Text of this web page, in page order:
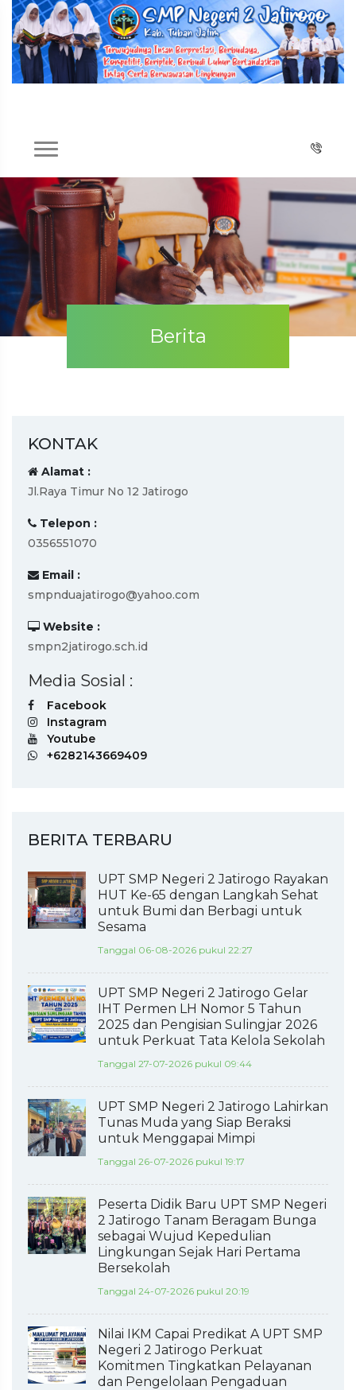
Berita
KONTAK
Alamat :
Jl.Raya Timur No 12 Jatirogo
Telepon :
0356551070
Email :
smpnduajatirogo@yahoo.com
Website :
smpn2jatirogo.sch.id
Media Sosial :
Facebook
Instagram
Youtube
+6282143669409
BERITA TERBARU
UPT SMP Negeri 2 Jatirogo Rayakan
HUT Ke-65 dengan Langkah Sehat
untuk Bumi dan Berbagi untuk
Sesama
Tanggal 06-08-2026 pukul 22:27
UPT SMP Negeri 2 Jatirogo Gelar
IHT Permen LH Nomor 5 Tahun
2025 dan Pengisian Sulingjar 2026
untuk Perkuat Tata Kelola Sekolah
Tanggal 27-07-2026 pukul 09:44
UPT SMP Negeri 2 Jatirogo Lahirkan
Tunas Muda yang Siap Beraksi
untuk Menggapai Mimpi
Tanggal 26-07-2026 pukul 19:17
Peserta Didik Baru UPT SMP Negeri
2 Jatirogo Tanam Beragam Bunga
sebagai Wujud Kepedulian
Lingkungan Sejak Hari Pertama
Bersekolah
Tanggal 24-07-2026 pukul 20:19
Nilai IKM Capai Predikat A UPT SMP
Negeri 2 Jatirogo Perkuat
Komitmen Tingkatkan Pelayanan
dan Pengelolaan Pengaduan